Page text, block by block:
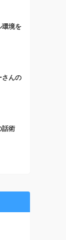
境を
んの
話術